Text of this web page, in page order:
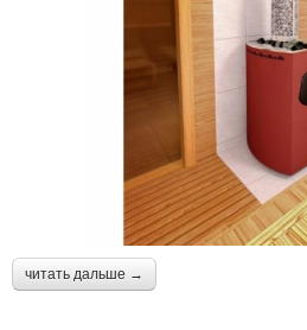
читать дальше →